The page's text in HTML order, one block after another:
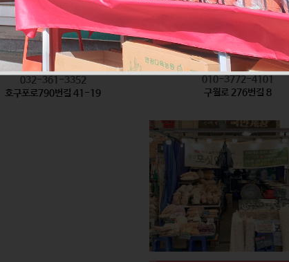
형제방앗간
식품
032-361-3352
호구포로790번길 41-19
서기네 말랑강정
식품
010-3772-4101
구월로 276번길 8